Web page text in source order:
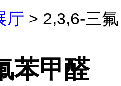
厅 > 2,3,6-三氟
苯甲醛